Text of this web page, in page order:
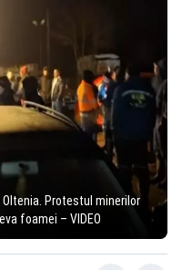
Protestul minerilor
foamei – VIDEO